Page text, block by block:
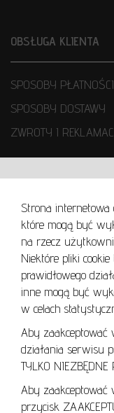
Strona internetowa
które mogą być
na rzecz
Niektóre pliki
prawidłowego
inne mogą być
w celach
Aby zaakceptować
działania serwisu
TYLKO NIEZBĘDNE
Aby zaakceptować
przycisk
OBSŁUGA KLIENTA
SPOSOBY PŁATNOŚCI
SPOSOBY DOSTAWY
ZWROTY I
REGULAMIN
REGULAMIN AUKCJI
POLITYKA
POLITYKA COOKIES